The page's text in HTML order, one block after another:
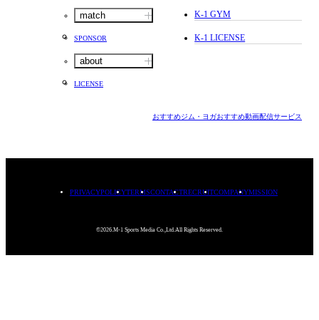
match
SPONSOR
about
LICENSE
K-1 GYM
K-1 LICENSE
おすすめジム・ヨガおすすめ動画配信サービス
PRIVACYPOLICYTERMSCONTACTRECRUITCOMPANYMISSION
©2026.M-1 Sports Media Co.,Ltd.All Rights Reserved.